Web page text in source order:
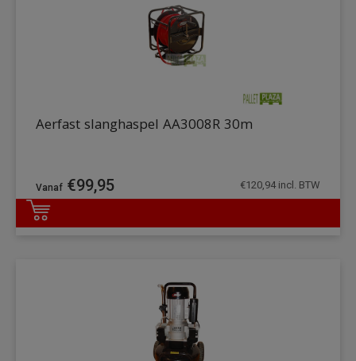
DETAILS
Aerfast slanghaspel AA3008R 30m
€99,95 €120,94 incl. BTW